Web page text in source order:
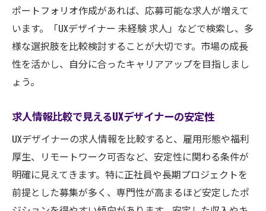
ポートフォリオ作成があれば、応募可能な求人が増えて
います。「UXデザイナー 未経験 求人」などで検索し、多
様な選択肢を比較検討することが大切です。市場の成長
性を活かし、自分に合ったキャリアアップを目指しまし
ょう。
求人情報比較で見えるUXデザイナーの安定性
UXデザイナーの求人情報を比較すると、雇用形態や福利
厚生、リモートワーク可否など、安定性に関わる条件が
明確に見えてきます。特に正社員や長期プロジェクトを
前提とした募集が多く、専門性が高まるほど安定したポ